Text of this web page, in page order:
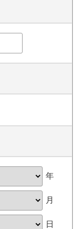
年
月
日